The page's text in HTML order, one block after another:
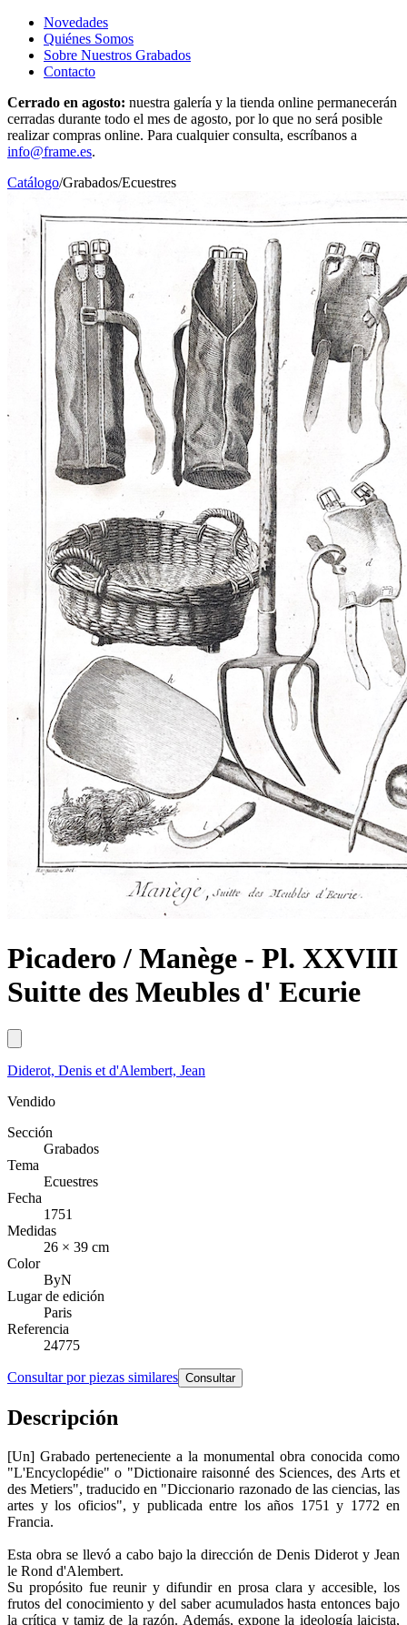
Novedades
Quiénes Somos
Sobre Nuestros Grabados
Contacto
Cerrado en agosto: nuestra galería y la tienda online permanecerán
cerradas durante todo el mes de agosto, por lo que no será posible
realizar compras online. Para cualquier consulta, escríbanos a
info@frame.es.
Catálogo/Grabados/Ecuestres
Picadero / Manège - Pl. XXVIII
Suitte des Meubles d' Ecurie
Diderot, Denis et d'Alembert, Jean
Vendido
Sección
Grabados
Tema
Ecuestres
Fecha
1751
Medidas
26 × 39 cm
Color
ByN
Lugar de edición
Paris
Referencia
24775
Consultar por piezas similares Consultar
Descripción
[Un] Grabado perteneciente a la monumental obra conocida como
"L'Encyclopédie" o "Dictionaire raisonné des Sciences, des Arts et
des Metiers", traducido en "Diccionario razonado de las ciencias, las
artes y los oficios", y publicada entre los años 1751 y 1772 en
Francia.
Esta obra se llevó a cabo bajo la dirección de Denis Diderot y Jean
le Rond d'Alembert.
Su propósito fue reunir y difundir en prosa clara y accesible, los
frutos del conocimiento y del saber acumulados hasta entonces bajo
la crítica y tamiz de la razón. Además, expone la ideología laicista,